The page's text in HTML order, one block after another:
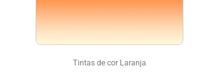
Tintas de cor Laranja